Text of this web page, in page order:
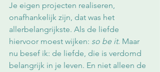
Je eigen projecten realiseren,
onafhankelijk zijn, dat was het
allerbelangrijkste. Als de liefde
hiervoor moest wijken: so be it. Maar
nu besef ik: de liefde, die is verdomd
belangrijk in je leven. En niet alleen de